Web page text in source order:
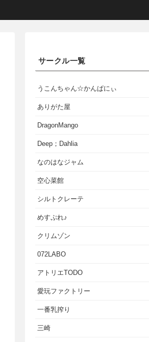
サークル一覧
うこんちゃん☆かんぱにぃ
ありがた屋
DragonMango
Deep；Dahlia
なのはなジャム
空心菜館
シルトクレーテ
めすぷれ♪
クリムゾン
072LABO
アトリエTODO
愛玩ファクトリー
一番乳搾り
三崎